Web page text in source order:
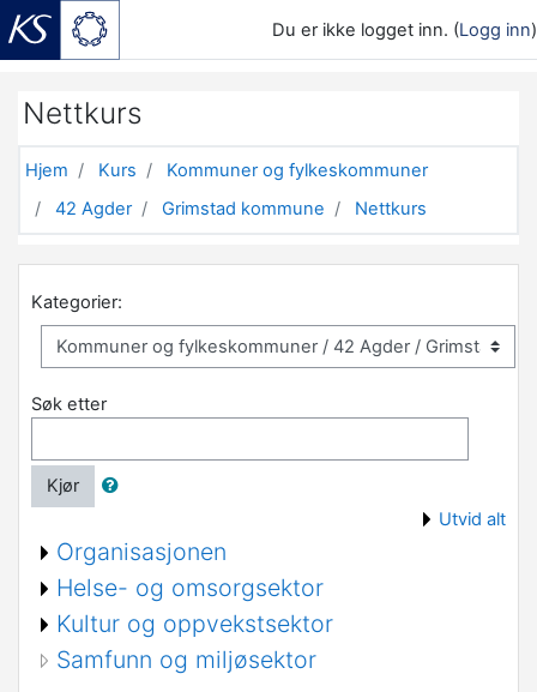
Du er ikke logget inn. (Logg inn)
Nettkurs
Hjem Kurs
Kommuner og fylkeskommuner
42 Agder
Grimstad kommune Nettkurs
Kategorier:
Søk etter
Kjør
Utvid alt
Organisasjonen
Helse- og omsorgsektor
Kultur og oppvekstsektor
Samfunn og miljøsektor